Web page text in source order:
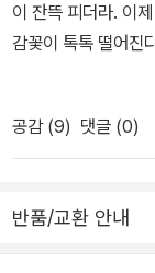
이 잔뜩 피더라. 이
감꽃이 톡톡 떨어진
레도 먹고 풀잎도
께 철빛이 천천히 바
다. 비는 시골과 서
치거나 등질 적에는
줄일 때이다. 빛(전
공감 (9) 댓글 (0)
반품/교환 안내